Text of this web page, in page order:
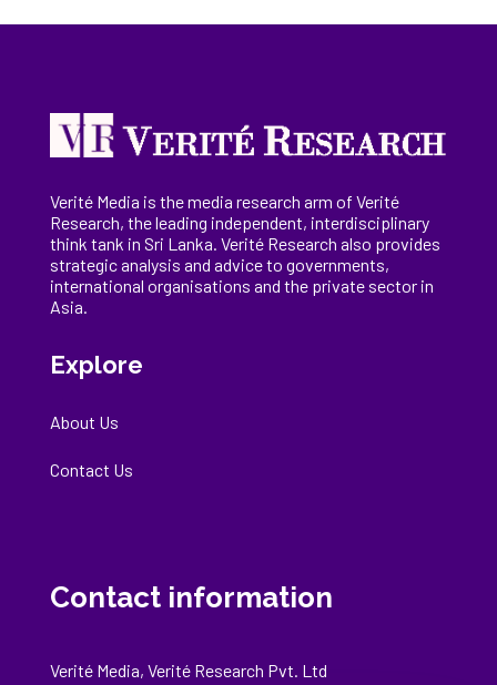
Verité Media is the media research arm of Verité
Research, theleading independent, interdisciplinary
think tank in Sri Lanka. Verité Research also provides
strategic analysis and advice to governments,
international organisations and the private sector in
Asia.
Explore
About Us
Contact Us
Contact information
Verité Media, Verité Research Pvt. Ltd